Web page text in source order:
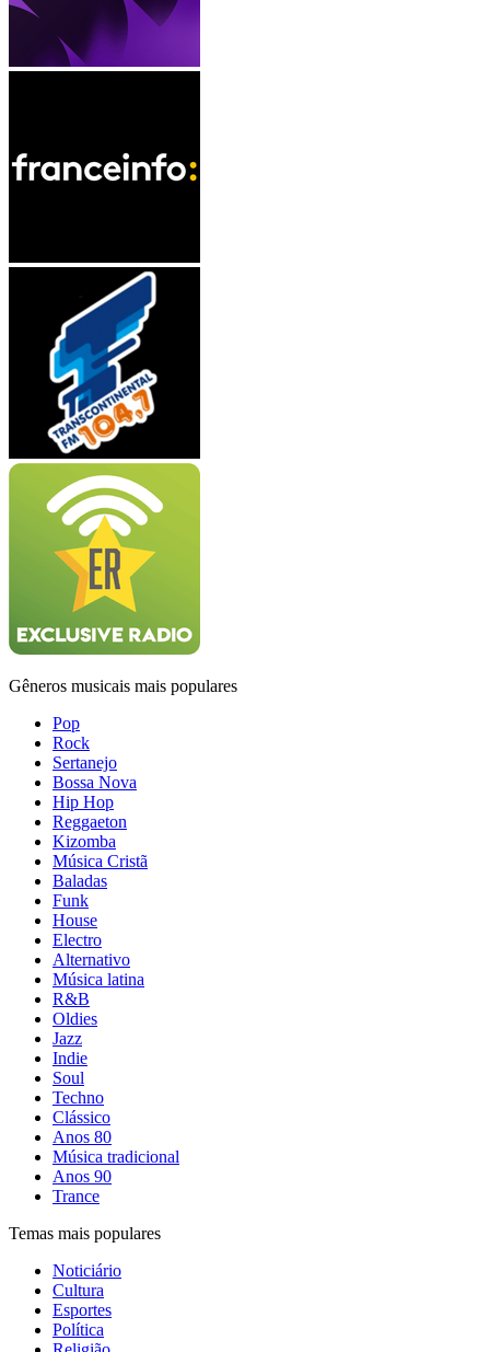
Gêneros musicais mais populares
Pop
Rock
Sertanejo
Bossa Nova
Hip Hop
Reggaeton
Kizomba
Música Cristã
Baladas
Funk
House
Electro
Alternativo
Música latina
R&B
Oldies
Jazz
Indie
Soul
Techno
Clássico
Anos 80
Música tradicional
Anos 90
Trance
Temas mais populares
Noticiário
Cultura
Esportes
Política